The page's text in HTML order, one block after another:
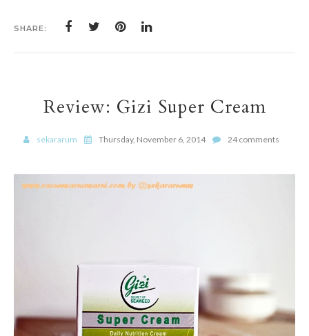
SHARE:
Review: Gizi Super Cream
sekararum Thursday, November 6, 2014 24 comments